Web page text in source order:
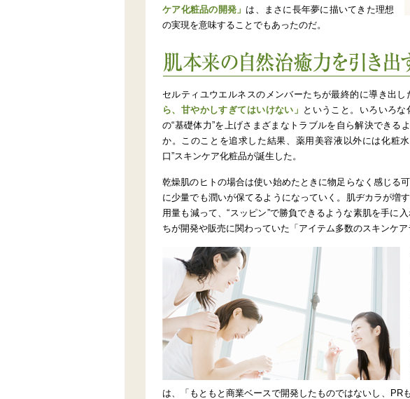
ケア化粧品の開発」 は、まさに長年夢に描いてきた理想
の実現を意味することでもあったのだ。
セルティユウエルネスのメンバーたちが最終的に導き出し
ら、甘やかしすぎてはいけない」 ということ。いろいろ
の“基礎体力”を上げさまざまなトラブルを自ら解決できる
か。このことを追求した結果、薬用美容液以外には化粧
口”スキンケア化粧品が誕生した。
乾燥肌のヒトの場合は使い始めたときに物足らなく感じる
に少量でも潤いが保てるようになっていく。肌ヂカラが増
用量も減って、“スッピン”で勝負できるような素肌を手に
ちが開発や販売に関わっていた「アイテム多数のスキンケ
は、「もともと商業ベースで開発したものではないし、